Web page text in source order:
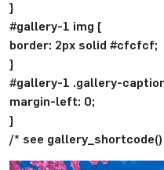
}
#gallery-1 img {
border: 2px solid #cfcfcf;
}
#gallery-1 .gallery-
margin-left: 0;
}
/* see